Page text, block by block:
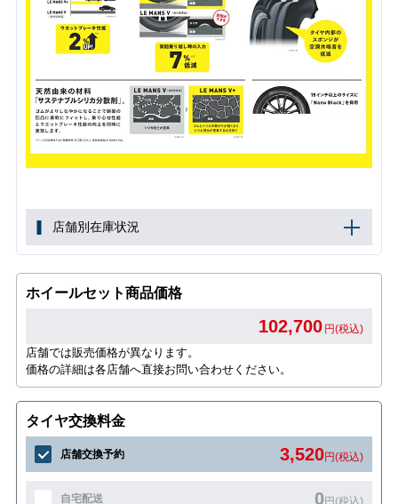
店舗別在庫状況
ホイールセット商品価格
102,700 円(税込)
店舗では販売価格が異なります。
価格の詳細は各店舗へ直接お問い合わせください。
タイヤ交換料金
店舗交換予約 3,520円(税込)
自宅配送 0円(税込)